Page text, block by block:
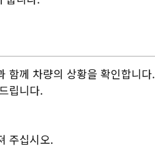
함께 차량의 상황을 확인합니다.
립니다.
주십시오.